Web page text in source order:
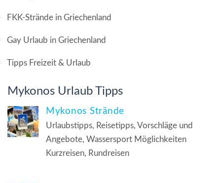
FKK-Strände in Griechenland
Gay Urlaub in Griechenland
Tipps Freizeit & Urlaub
Mykonos Urlaub Tipps
Mykonos Strände
Urlaubstipps, Reisetipps, Vorschläge und
Angebote, Wassersport Möglichkeiten
Kurzreisen, Rundreisen